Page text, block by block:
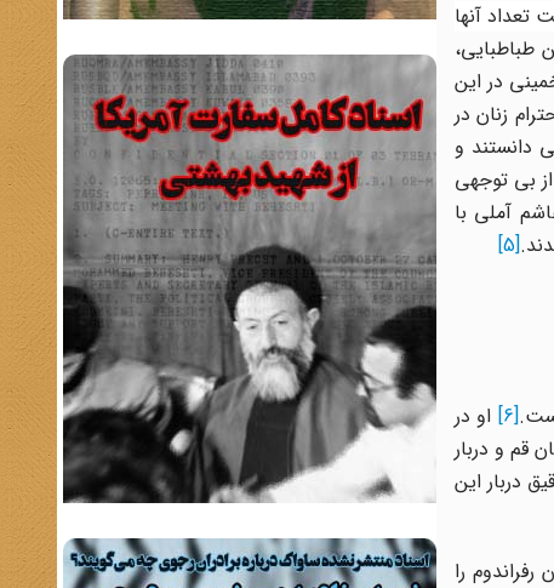
آنها
طباطبایی،
در این
زنان در
دانستند و
بی توجهی
آملی با
[5]
[6] او در
قم و دربار
دربار این
را